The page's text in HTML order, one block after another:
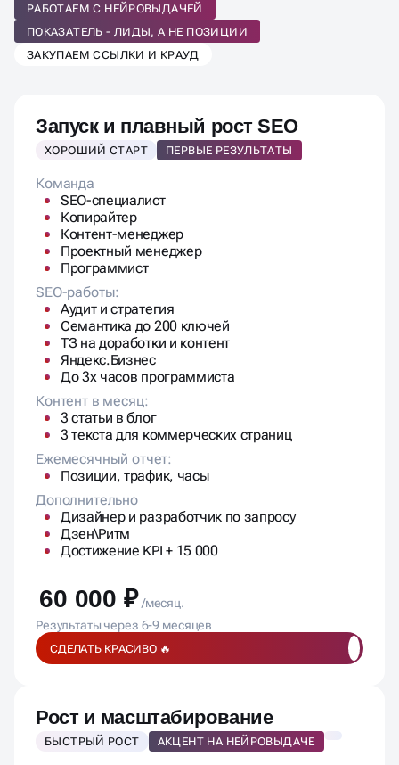
ПРОДВИЖЕНИЯ
ПОД ВАШ БИЗНЕС
РАБОТАЕМ С НЕЙРОВЫДАЧЕЙ
ПОКАЗАТЕЛЬ - ЛИДЫ, А НЕ ПОЗИЦИИ
ЗАКУПАЕМ ССЫЛКИ И КРАУД
Запуск и плавный рост SEO
ХОРОШИЙ СТАРТ ПЕРВЫЕ РЕЗУЛЬТАТЫ
Команда
SEO-специалист
Копирайтер
Контент-менеджер
Проектный менеджер
Программист
SEO-работы:
Аудит и стратегия
Семантика до 200 ключей
ТЗ на доработки и контент
Яндекс.Бизнес
До 3х часов программиста
Контент в месяц:
3 статьи в блог
3 текста для коммерческих страниц
Ежемесячный отчет:
Позиции, трафик, часы
Дополнительно
Дизайнер и разработчик по запросу
Дзен\Ритм
Достижение KPI + 15 000
60 000 ₽ /месяц.
Результаты через 6-9 месяцев
СДЕЛАТЬ КРАСИВО 🔥
Рост и масштабирование
БЫСТРЫЙ РОСТ АКЦЕНТ НА НЕЙРОВЫДАЧЕ